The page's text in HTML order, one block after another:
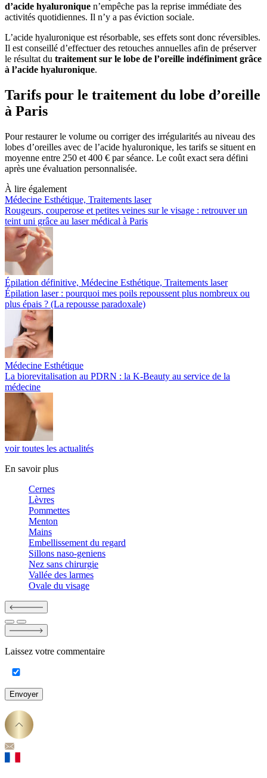
d’acide hyaluronique n’empêche pas la reprise immédiate des
activités quotidiennes. Il n’y a pas éviction sociale.
L’acide hyaluronique est résorbable, ses effets sont donc réversibles.
Il est conseillé d’effectuer des retouches annuelles afin de préserver
le résultat du traitement sur le lobe de l’oreille indéfiniment grâce
à l’acide hyaluronique.
Tarifs pour le traitement du lobe d’oreille
à Paris
Pour restaurer le volume ou corriger des irrégularités au niveau des
lobes d’oreilles avec de l’acide hyaluronique, les tarifs se situent en
moyenne entre 250 et 400 € par séance. Le coût exact sera défini
après une évaluation personnalisée.
À lire également
Médecine Esthétique, Traitements laser
Rougeurs, couperose et petites veines sur le visage : retrouver un
teint uni grâce au laser médical à Paris
Épilation définitive, Médecine Esthétique, Traitements laser
Épilation laser : pourquoi mes poils repoussent plus nombreux ou
plus épais ? (La repousse paradoxale)
Médecine Esthétique
La biorevitalisation au PDRN : la K-Beauty au service de la
médecine
voir toutes les actualités
En savoir plus
Cernes
Lèvres
Pommettes
Menton
Mains
Embellissement du regard
Sillons naso-geniens
Nez sans chirurgie
Vallée des larmes
Ovale du visage
Laissez votre commentaire
Envoyer